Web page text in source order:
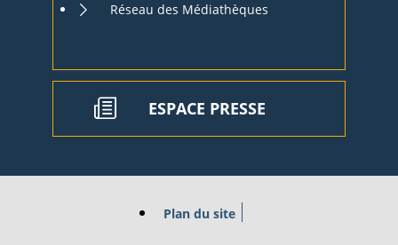
Réseau des Médiathèques
ESPACE PRESSE
Plan du site